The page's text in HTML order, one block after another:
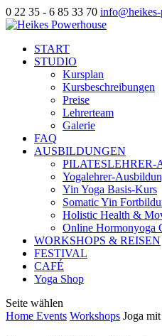
0 22 35 - 6 85 33 70
START
STUDIO
Kursplan
Kursbeschreibungen
Preise
Lehrerteam
Galerie
FAQ
AUSBILDUNGEN
PILATESLEHRER-
Yogalehrer-
Yin Yoga Basis-Kurs
Somatic Yin
Holistic Health &
Online Hormonyoga
WORKSHOPS & REISEN
FESTIVAL
CAFÉ
Yoga Shop
Seite wählen
Home Events Workshops Joga